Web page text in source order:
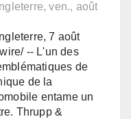
ven., août
7 août
-- L'un des
de
de la
entame un
Thrupp &